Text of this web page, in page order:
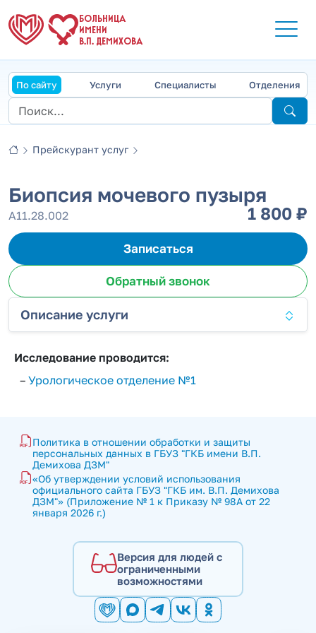
БОЛЬНИЦА
ИМЕНИ
В.П. ДЕМИХОВА
По сайту Услуги Специалисты Отделения
Прейскурант услуг
Биопсия мочевого пузыря
А11.28.002 1 800 ₽
Записаться
Обратный звонок
Описание услуги
Исследование проводится:
– Урологическое отделение №1
Политика в отношении обработки и защиты
персональных данных в ГБУЗ "ГКБ имени В.П.
Демихова ДЗМ"
«Об утверждении условий использования
официального сайта ГБУЗ "ГКБ им. В.П. Демихова
ДЗМ"» (Приложение № 1 к Приказу № 98А от 22
января 2026 г.)
Версия для людей с
ограниченными
возможностями